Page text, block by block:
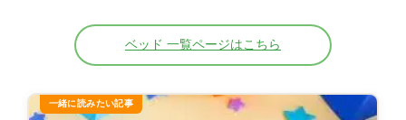
ベッド 一覧ページはこちら